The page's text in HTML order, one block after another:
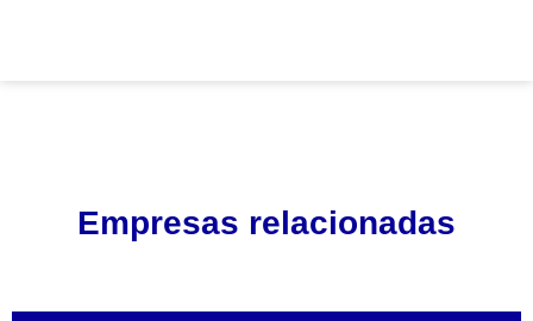
Empresas relacionadas